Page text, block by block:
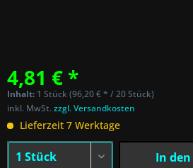
4,81 € *
Inhalt: 1 Stück (96,20 € * / 20 Stück)
inkl. MwSt.zzgl. Versandkosten
Lieferzeit 7 Werktage
In den